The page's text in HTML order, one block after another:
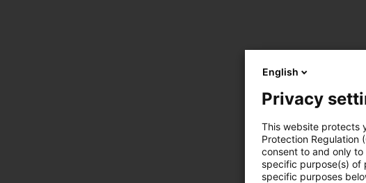
English
Privacy
This website protects
Protection Regulation
consent to and only
specific purpose(s) of
specific purposes